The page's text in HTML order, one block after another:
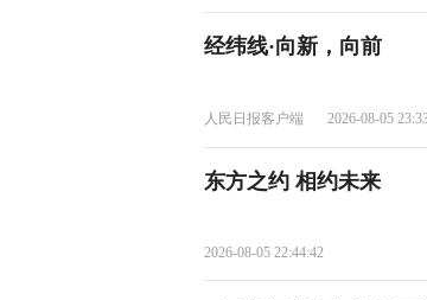
经纬线·向新，向前
人民日报客户端 2026-08-05
东方之约 相约未来
2026-08-05 22:44:42